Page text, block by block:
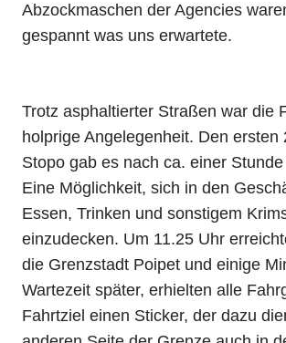
Abzockmaschen der Agencies
gespannt was uns erwartete.
Trotz asphaltierter Straßen war die
holprige Angelegenheit. Den ersten
Stopo gab es nach ca. einer
Eine Möglichkeit, sich in den
Essen, Trinken und sonstigem
einzudecken. Um 11.25 Uhr
die Grenzstadt Poipet und einige
Wartezeit später, erhielten alle
Fahrtziel einen Sticker, der dazu